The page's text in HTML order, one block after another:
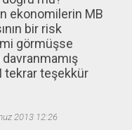
ekonomilerin MB
bir risk
görmüşse
tekrar teşekkür
2013 12:26